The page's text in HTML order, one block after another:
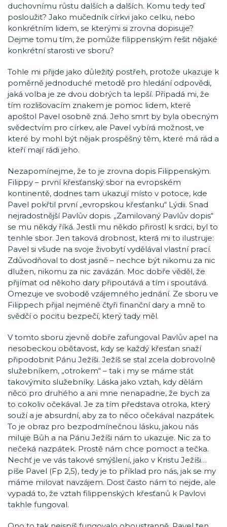
duchovnímu růstu dalších a dalších. Komu tedy teď
posloužit? Jako mučedník církvi jako celku, nebo
konkrétním lidem, se kterými si zrovna dopisuje?
Dejme tomu tím, že pomůže filippenským řešit nějaké
konkrétní starosti ve sboru?
Tohle mi přijde jako důležitý postřeh, protože ukazuje k
poměrně jednoduché metodě pro hledání odpovědi,
jaká volba je ze dvou dobrých ta lepší. Připadá mi, že
tím rozlišovacím znakem je pomoc lidem, které
apoštol Pavel osobně zná. Jeho smrt by byla obecným
svědectvím pro církev, ale Pavel vybírá možnost, ve
které by mohl být nějak prospěšný těm, které má rád a
kteří mají rádi jeho.
Nezapomínejme, že to je zrovna dopis Filippenským.
Filippy – první křesťanský sbor na evropském
kontinentě, dodnes tam ukazují místo v potoce, kde
Pavel pokřtil první „evropskou křesťanku“ Lýdii. Snad
nejradostnější Pavlův dopis. „Zamilovaný Pavlův dopis“
se mu někdy říká. Jestli mu někdo přirostl k srdci, byl to
tenhle sbor. Jen taková drobnost, která mi to ilustruje:
Pavel si všude na svoje živobytí vydělával vlastní prací.
Zdůvodňoval to dost jasně – nechce být nikomu za nic
dlužen, nikomu za nic zavázán. Moc dobře věděl, že
přijímat od někoho dary připoutává a tím i spoutává.
Omezuje ve svobodě vzájemného jednání. Ze sboru ve
Filippech přijal nejméně čtyři finanční dary a mně to
svědčí o pocitu bezpečí, který tady měl.
V tomto sboru zjevně dobře zafungoval Pavlův apel na
nesobeckou obětavost, kdy se každý křesťan snaží
připodobnit Pánu Ježíši. Ježíš se stal zcela dobrovolně
služebníkem, „otrokem“ – tak i my se máme stát
takovýmito služebníky. Láska jako vztah, kdy dělám
něco pro druhého a ani mne nenapadne, že bych za
to cokoliv očekával. Je za tím představa otroka, který
souží a je absurdní, aby za to něco očekával nazpátek.
To je obraz pro bezpodmínečnou lásku, jakou nás
miluje Bůh a na Pánu Ježíši nám to ukazuje. Nic za to
nečeká nazpátek. Prostě nám chce pomoct a tečka.
Nechť je ve vás takové smýšlení, jako v Kristu Ježíši…
píše Pavel (Fp 2,5), tedy je to příklad pro nás, jak se my
máme milovat navzájem. Dost často nám to nejde, ale
vypadá to, že vztah filippenských křesťanů k Pavlovi
takhle fungoval.